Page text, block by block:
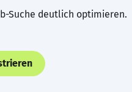
Suche deutlich optimieren.